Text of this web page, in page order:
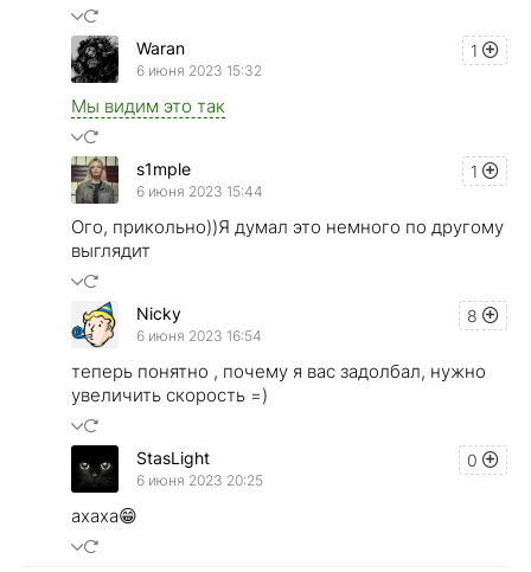
1
Waran
6 июня 2023 15:32
Мы видим это так
1
s1mple
6 июня 2023 15:44
Ого, прикольно))Я думал это немного по другому
выглядит
8
Nicky
6 июня 2023 16:54
теперь понятно , почему я вас задолбал, нужно
увеличить скорость =)
0
StasLight
6 июня 2023 20:25
ахаха😁